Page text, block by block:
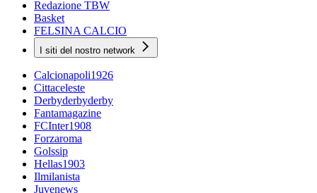
Redazione TBW
Basket
FELSINA CALCIO
I siti del nostro network
Calcionapoli1926
Cittaceleste
Derbyderbyderby
Fantamagazine
FCInter1908
Forzaroma
Golssip
Hellas1903
Ilmilanista
Juvenews